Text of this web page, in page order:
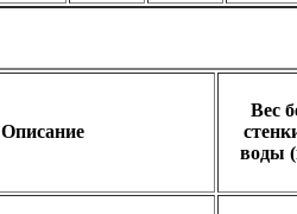
Описание
Вес
воды